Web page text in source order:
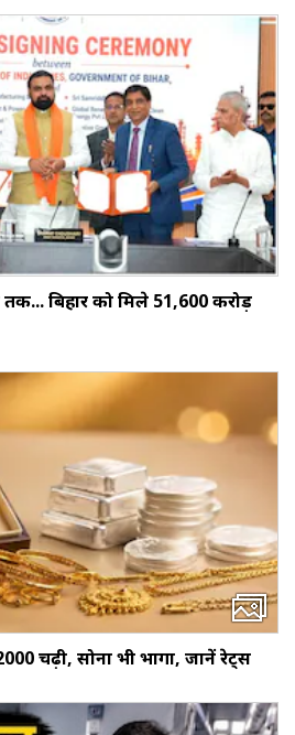
बिहार को मिले ₹51,600 करोड़
चढ़ी, सोना भी भागा, जानें रेट्स